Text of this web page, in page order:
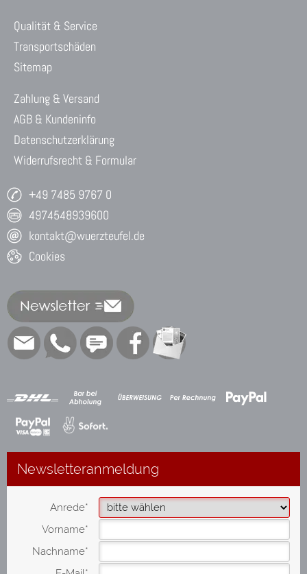
Qualität & Service
Transportschäden
Sitemap
Zahlung & Versand
AGB & Kundeninfo
Datenschutzerklärung
Widerrufsrecht & Formular
+49 7485 9767 0
4974548939600
kontakt@wuerzteufel.de
Cookies